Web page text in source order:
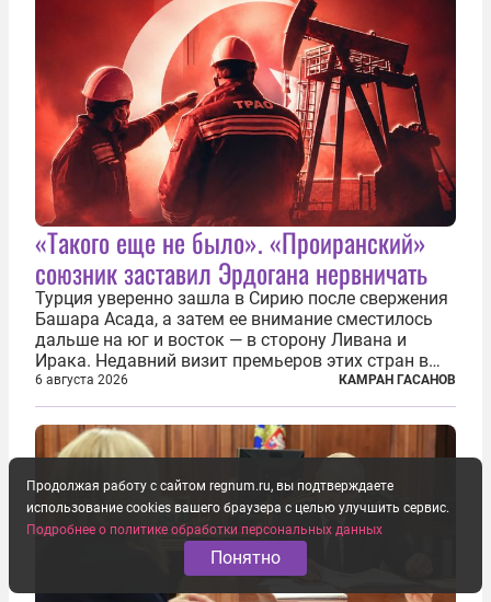
«Такого еще не было». «Проиранский»
союзник заставил Эрдогана нервничать
Турция уверенно зашла в Сирию после свержения
Башара Асада, а затем ее внимание сместилось
дальше на юг и восток — в сторону Ливана и
Ирака. Недавний визит премьеров этих стран в
Анкару, договоры об участии турецкой компании
TPAO в разработке нефти иракского Киркука и
«Дороги развития» подтверждают...
6 августа 2026 КАМРАН ГАСАНОВ
Продолжая работу с сайтом regnum.ru, вы подтверждаете
использование cookies вашего браузера с целью улучшить сервис.
Подробнее о политике обработки персональных данных
Понятно